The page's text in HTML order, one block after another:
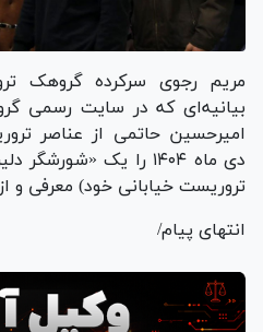
مریم رجوی سرکرده گروهک
بیانیه‌ای که در سایت رسمی
امیرحسین حاتمی از عناصر
دی ماه ۱۴۰۴ را یک
تروریست خیابانی خود) معرفی و
انتهای پیام/